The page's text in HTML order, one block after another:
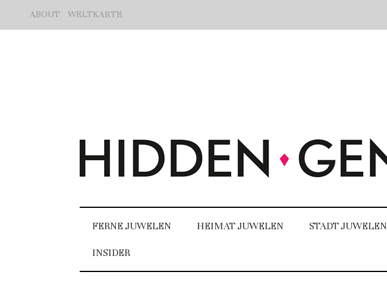
ABOUT WELTKARTE
FERNE JUWELEN HEIMAT JUWELEN STADT JUWELEN
INSIDER